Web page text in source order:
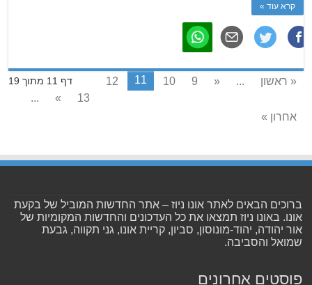
קרא עוד »
דף 11 מתוך 19 « ראשון ...
«
9
10
11
12
13
»
...
אחרון »
ברוכים הבאים לאתר אונו ניוז – אתר החדשות המוביל של בקעת
אונו. באונו ניוז תמצאו את כל העדכונים והחדשות המקומיות של
אור יהודה, יהוד-מונוסון, סביון, קריית אונו, גני תקווה, גבעת
שמואל והסביבה.
פוסטים אחרונים